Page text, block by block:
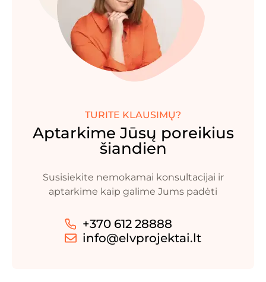
TURITE KLAUSIMŲ?
Aptarkime Jūsų poreikius
šiandien
Susisiekite nemokamai konsultacijai ir
aptarkime kaip galime Jums padėti
+370 612 28888
info@elvprojektai.lt